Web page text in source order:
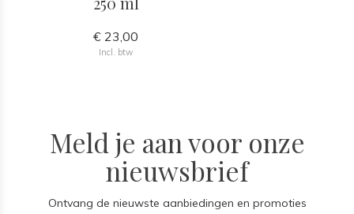
€ 23,00
Incl. btw
Meld je aan voor onze
nieuwsbrief
Ontvang de nieuwste aanbiedingen en promoties